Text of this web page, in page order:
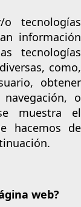
tecnologías
información
tecnologías
como,
obtener
o
muestra el
hacemos de
web?